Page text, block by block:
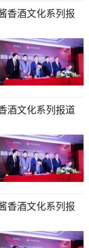
香酒文化系列报
酒文化系列报道
香酒文化系列报